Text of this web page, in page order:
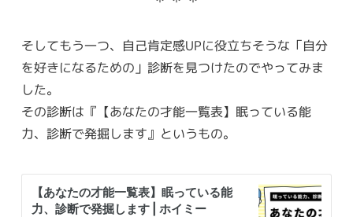
そしてもう一つ、自己肯定感UPに役立ちそうな「自分
を好きになるための」診断を見つけたのでやってみま
した。
その診断は『【あなたの才能一覧表】眠っている能
力、診断で発掘します』というもの。